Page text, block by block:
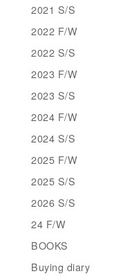
2021 S/S
2022 F/W
2022 S/S
2023 F/W
2023 S/S
2024 F/W
2024 S/S
2025 F/W
2025 S/S
2026 S/S
24 F/W
BOOKS
Buying diary